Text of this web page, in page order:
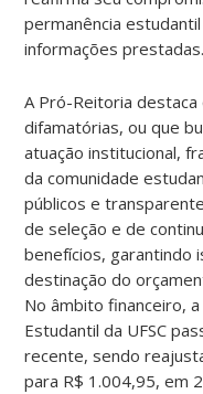
permanência
informações prestadas.
A Pró-Reitoria
difamatórias, ou que
atuação institucional,
da comunidade
públicos e
de seleção e de
benefícios, garantindo
destinação do
No âmbito financeiro,
Estudantil da UFSC
recente, sendo
para R$ 1.004,95, em